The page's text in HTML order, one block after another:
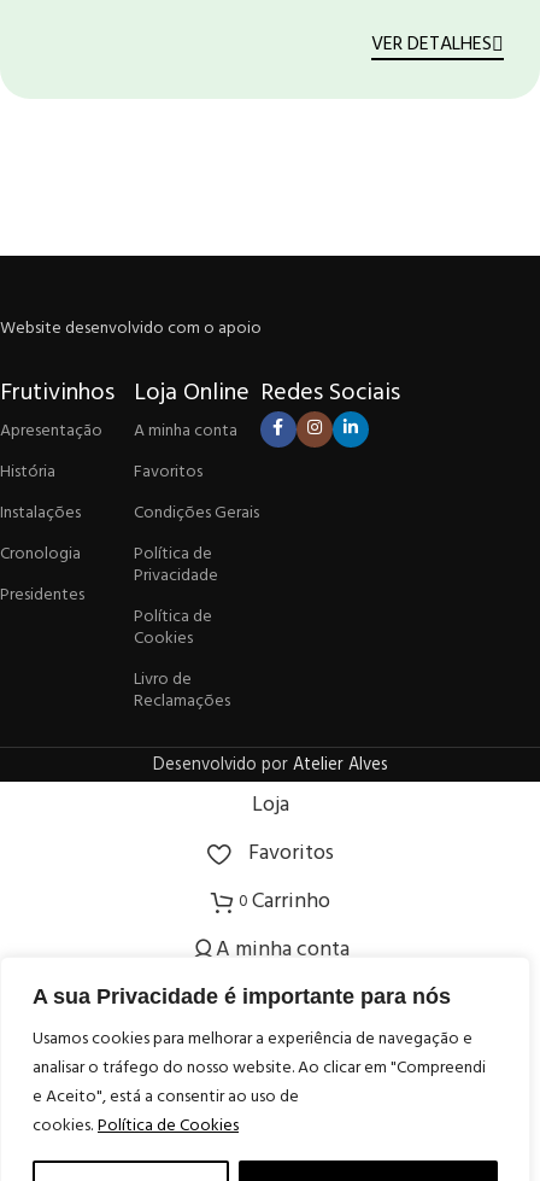
A sua Privacidade é importante para nós
Usamos cookies para melhorar a experiência de navegação e
analisar o tráfego do nosso website. Ao clicar em "Compreendi
e Aceito", está a consentir ao uso de
cookies.Política de Cookies
VER DETALHES
Website desenvolvido com o apoio
Frutivinhos
Apresentação
História
Instalações
Cronologia
Presidentes
Loja Online
A minha conta
Favoritos
Condições Gerais
Política de
Privacidade
Política de
Cookies
Livro de
Reclamações
Redes Sociais
Desenvolvido porAtelier Alves
Loja
Favoritos
0Carrinho
A minha conta
Confirmação da Idade
Tem idade legal para consumo de bebidas alcoólicas?
Acesso restrito
Lamentamos mas não pode ceder ao nosso website